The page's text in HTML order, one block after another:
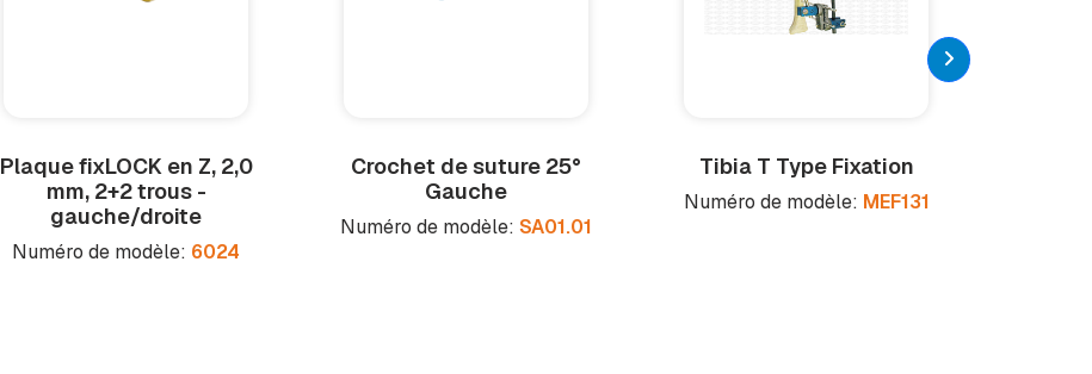
Plaque fixLOCK en Z, 2,0
mm, 2+2 trous -
gauche/droite
Numéro de modèle: 6024
Crochet de suture 25°
Gauche
Numéro de modèle: SA01.01
Tibia T Type Fixation
Numéro de modèle: MEF131